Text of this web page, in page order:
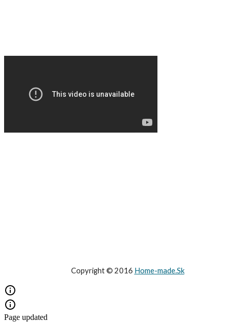
Copyright © 2016 Home-made.Sk
Page updated